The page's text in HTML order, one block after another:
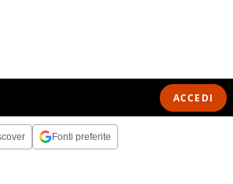
ACCEDI
Fonti preferite